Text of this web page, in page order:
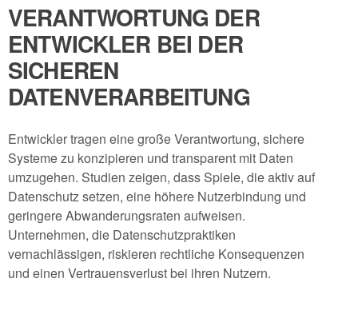
VERANTWORTUNG DER
ENTWICKLER BEI DER
SICHEREN
DATENVERARBEITUNG
Entwickler tragen eine große Verantwortung, sichere
Systeme zu konzipieren und transparent mit Daten
umzugehen. Studien zeigen, dass Spiele, die aktiv auf
Datenschutz setzen, eine höhere Nutzerbindung und
geringere Abwanderungsraten aufweisen.
Unternehmen, die Datenschutzpraktiken
vernachlässigen, riskieren rechtliche Konsequenzen
und einen Vertrauensverlust bei ihren Nutzern.